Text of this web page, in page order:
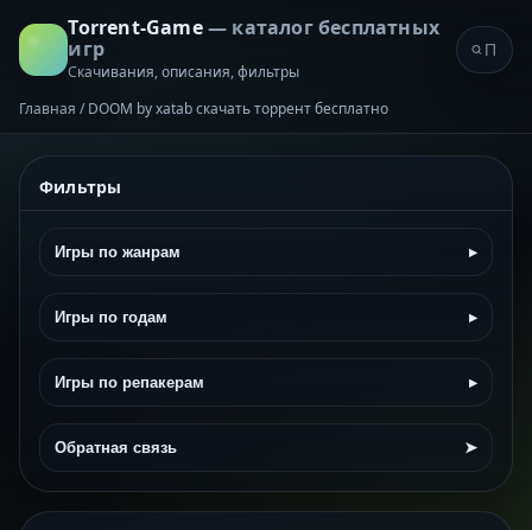
Torrent-Game— каталог бесплатных
игр
Скачивания, описания, фильтры
Главная / DOOM by xatab скачать торрент бесплатно
Фильтры
Игры по жанрам ▸
Игры по годам ▸
Игры по репакерам ▸
Обратная связь ➤